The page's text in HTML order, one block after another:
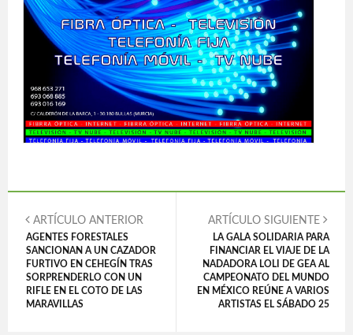
ARTÍCULO ANTERIOR
AGENTES FORESTALES
SANCIONAN A UN CAZADOR
FURTIVO EN CEHEGÍN TRAS
SORPRENDERLO CON UN
RIFLE EN EL COTO DE LAS
MARAVILLAS
ARTÍCULO SIGUIENTE
LA GALA SOLIDARIA PARA
FINANCIAR EL VIAJE DE LA
NADADORA LOLI DE GEA AL
CAMPEONATO DEL MUNDO
EN MÉXICO REÚNE A VARIOS
ARTISTAS EL SÁBADO 25